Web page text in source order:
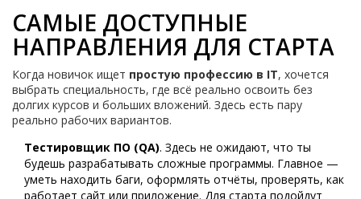
САМЫЕ ДОСТУПНЫЕ
НАПРАВЛЕНИЯ ДЛЯ СТАРТА
Когда новичок ищет простую профессию в IT, хочется
выбрать специальность, где всё реально освоить без
долгих курсов и больших вложений. Здесь есть пару
реально рабочих вариантов.
Тестировщик ПО (QA). Здесь не ожидают, что ты
будешь разрабатывать сложные программы. Главное —
уметь находить баги, оформлять отчёты, проверять, как
работает сайт или приложение. Для старта подойдут